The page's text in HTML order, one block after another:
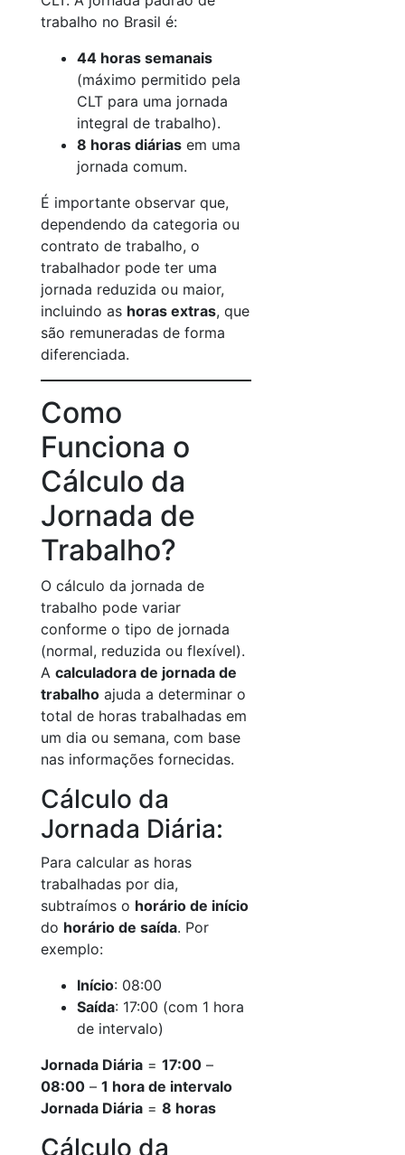
trabalho no Brasil é:
44 horas semanais
(máximo permitido pela
CLT para uma jornada
integral de trabalho).
8 horas diárias em uma
jornada comum.
É importante observar que,
dependendo da categoria ou
contrato de trabalho, o
trabalhador pode ter uma
jornada reduzida ou maior,
incluindo as horas extras, que
são remuneradas de forma
diferenciada.
Como
Funciona o
Cálculo da
Jornada de
Trabalho?
O cálculo da jornada de
trabalho pode variar
conforme o tipo de jornada
(normal, reduzida ou flexível).
A calculadora de jornada de
trabalho ajuda a determinar o
total de horas trabalhadas em
um dia ou semana, com base
nas informações fornecidas.
Cálculo da
Jornada Diária:
Para calcular as horas
trabalhadas por dia,
subtraímos o horário de início
do horário de saída. Por
exemplo:
Início: 08:00
Saída: 17:00 (com 1 hora
de intervalo)
Jornada Diária = 17:00 –
08:00 – 1 hora de intervalo
Jornada Diária = 8 horas
Cálculo da